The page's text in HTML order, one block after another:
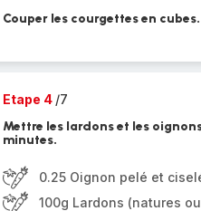
Couper les courgettes en cubes.
Etape 4 /7
Mettre les lardons et les
minutes.
0.25 Oignon pelé et
100g Lardons (natures